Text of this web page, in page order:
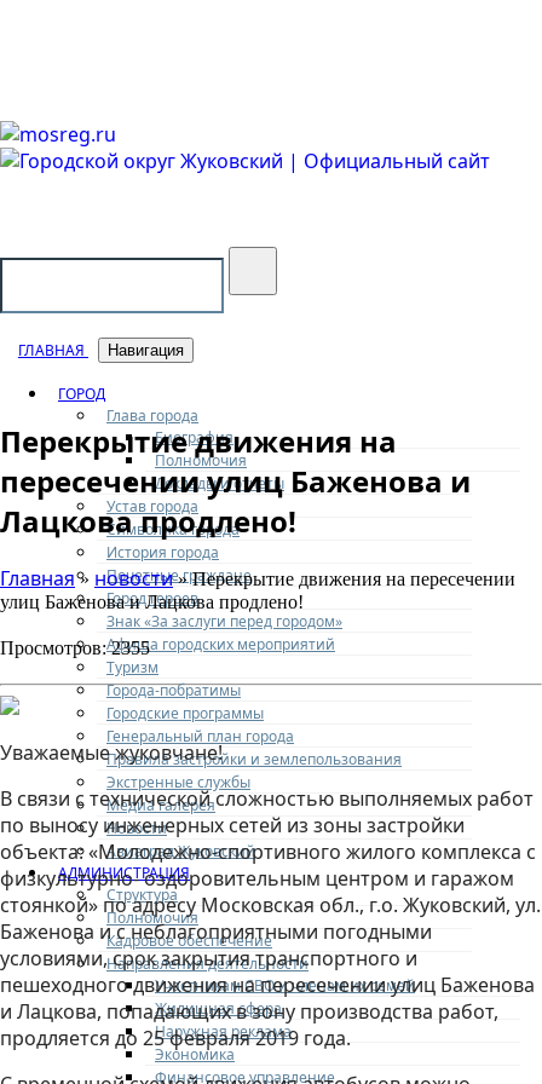
ГЛАВНАЯ Навигация
ГОРОД
Глава города
Биография
Полномочия
Доклады и отчеты
Устав города
Символика города
История города
Почетные граждане
Город героев
Знак «За заслуги перед городом»
Афиша городских мероприятий
Туризм
Города-побратимы
Городские программы
Генеральный план города
Правила застройки и землепользования
Экстренные службы
Медиа галерея
Новости
Авиаград Жуковский
АДМИНИСТРАЦИЯ
Структура
Полномочия
Кадровое обеспечение
Направления деятельности
Участникам СВО и членам их семей
Жилищная сфера
Наружная реклама
Экономика
Финансовое управление
Перекрытие движения на
пересечении улиц Баженова и
Лацкова продлено!
Главная» новости» Перекрытие движения на пересечении
улиц Баженова и Лацкова продлено!
Просмотров: 2355
Уважаемые жуковчане!
В связи с технической сложностью выполняемых работ
по выносу инженерных сетей из зоны застройки
объекта: «Молодежно-спортивного жилого комплекса с
физкультурно- оздоровительным центром и гаражом
стоянкой» по адресу Московская обл., г.о. Жуковский, ул.
Баженова и с неблагоприятными погодными
условиями, срок закрытия транспортного и
пешеходного движения на пересечении улиц Баженова
и Лацкова, попадающих в зону производства работ,
продляется до 25 февраля 2019 года.